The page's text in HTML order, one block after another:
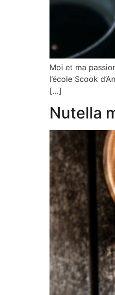
Moi et ma
l’école Scook
[…]
Nutella